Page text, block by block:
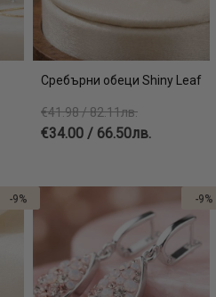
Сребърни обеци Shiny Leaf
€41.98 / 82.11лв.
€34.00 / 66.50лв.
-9% -9%